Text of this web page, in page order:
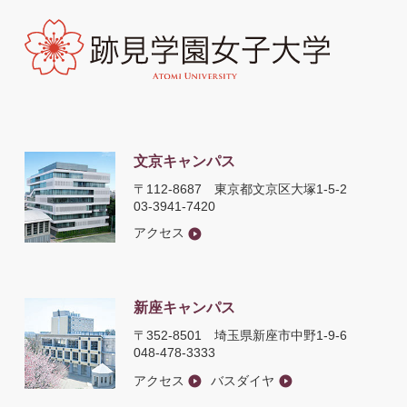
文京キャンパス
〒112-8687 東京都文京区大塚1-5-2
03-3941-7420
アクセス
新座キャンパス
〒352-8501 埼玉県新座市中野1-9-6
048-478-3333
アクセス
バスダイヤ